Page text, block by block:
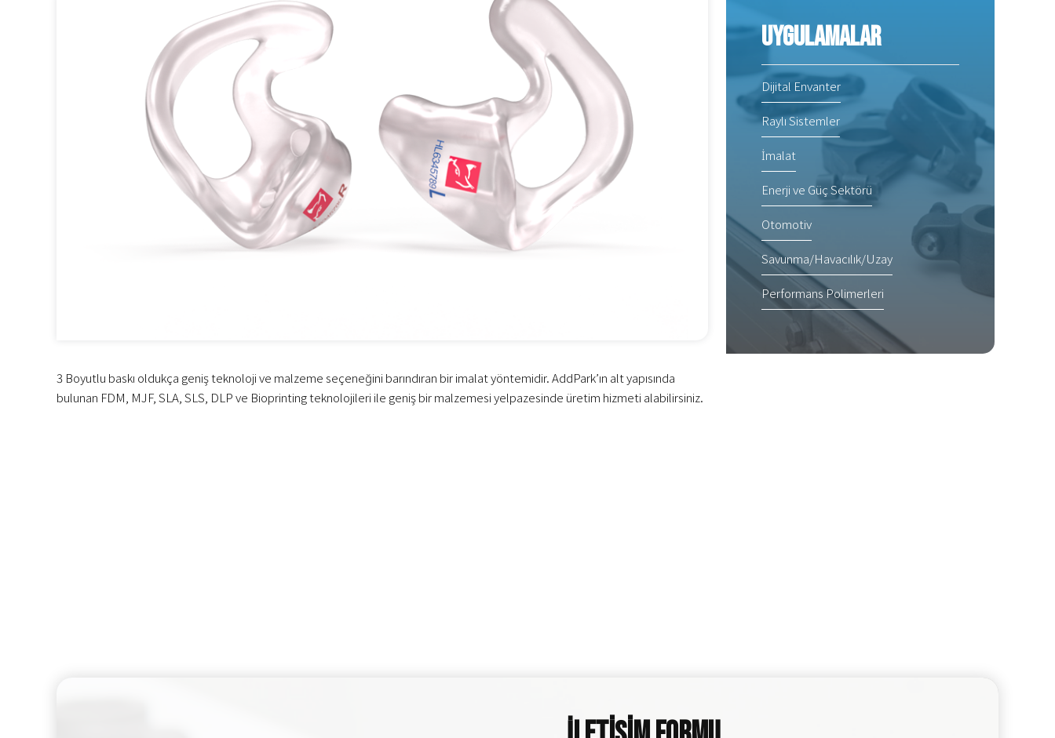
3 Boyutlu baskı oldukça geniş teknoloji ve malzeme seçeneğini barındıran bir imalat yöntemidir. AddPark’ın alt yapısında
bulunan FDM, MJF, SLA, SLS, DLP ve Bioprinting teknolojileri ile geniş bir malzemesi yelpazesinde üretim hizmeti alabilirsiniz.
Uygulamalar
Dijital Envanter
Raylı Sistemler
İmalat
Enerji ve Güç Sektörü
Otomotiv
Savunma/Havacılık/Uzay
Performans Polimerleri